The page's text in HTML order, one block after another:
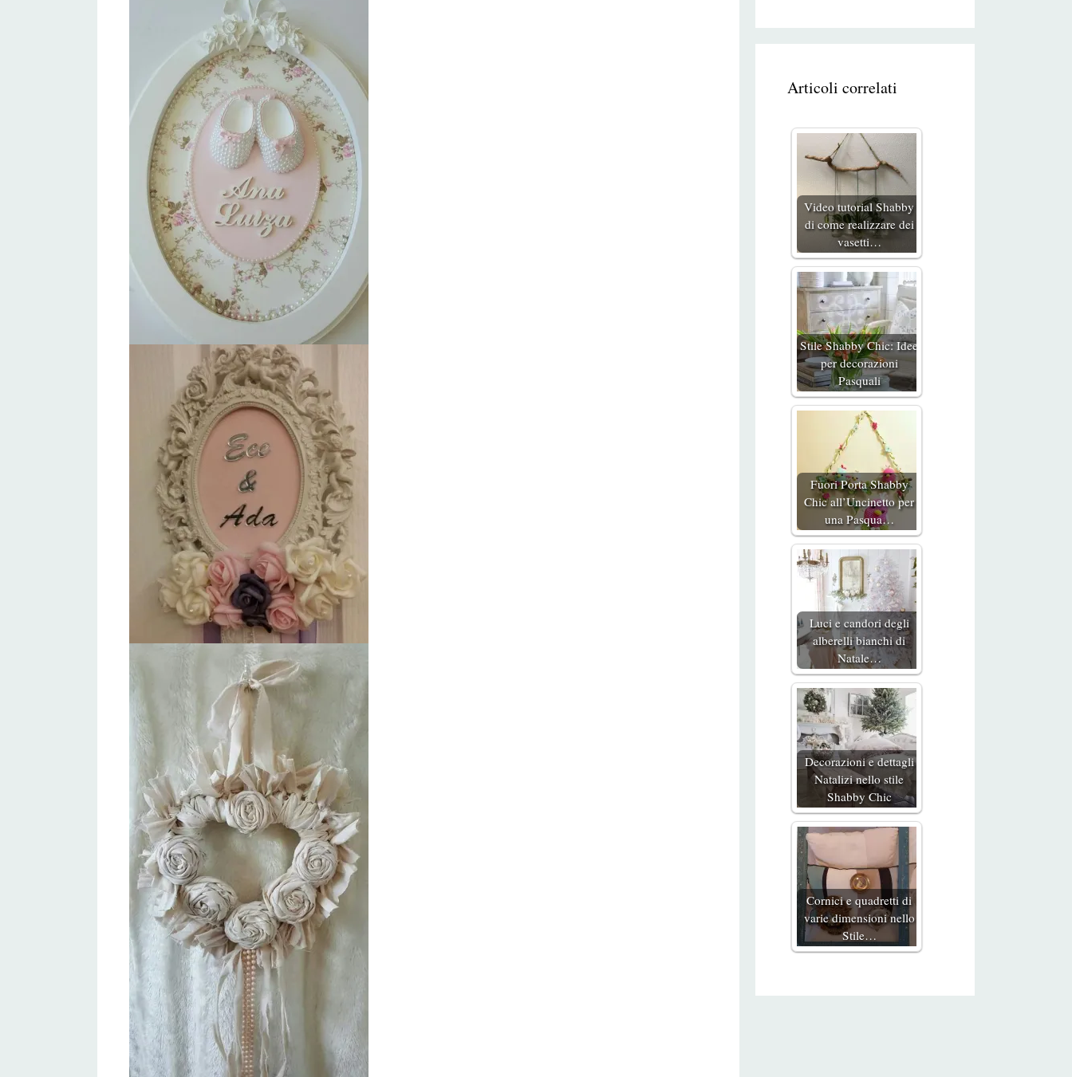
Articoli correlati
Video tutorial Shabby
di come realizzare dei
vasetti…
Stile Shabby Chic: Idee
per decorazioni
Pasquali
Fuori Porta Shabby
Chic all’Uncinetto per
una Pasqua…
Luci e candori degli
alberelli bianchi di
Natale…
Decorazioni e dettagli
Natalizi nello stile
Shabby Chic
Cornici e quadretti di
varie dimensioni nello
Stile…